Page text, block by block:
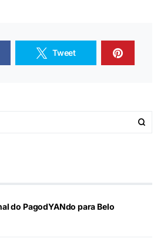
Tweet
do PagodYANdo para Belo